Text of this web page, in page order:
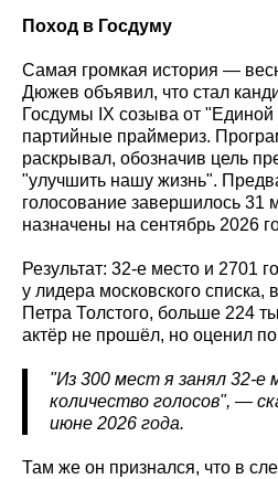
Поход в Госдуму
Самая громкая история —
Дюжев объявил, что стал
Госдумы IX созыва от
партийные праймериз.
раскрывал, обозначив цель
"улучшить нашу жизнь".
голосование завершилось 31
назначены на сентябрь 2026
Результат: 32-е место и 2701
у лидера московского списка,
Петра Толстого, больше 224
актёр не прошёл, но оценил
"Из 300 мест я занял 32-е
количество голосов", —
июне 2026 года.
Там же он признался, что в